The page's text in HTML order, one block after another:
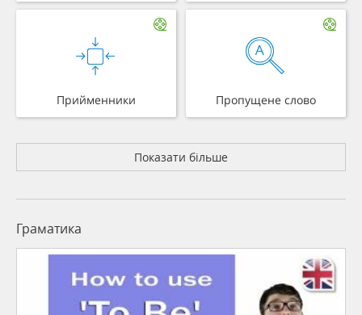
Прийменники Пропущене слово
Показати більше
Граматика